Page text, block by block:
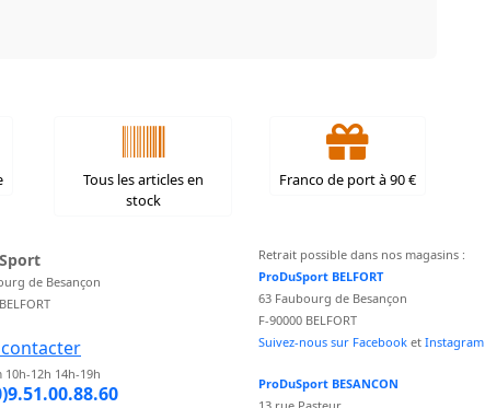
Tous les articles en
stock
Franco de port à 90 €
de Besançon
10h-12h 14h-19h
Retrait possible dans nos magasins :
ProDuSport BELFORT
63 Faubourg de Besançon
F-90000 BELFORT
Suivez-nous sur Facebook et Instagram
ProDuSport BESANCON